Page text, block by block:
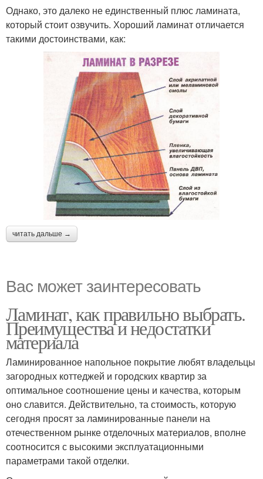
Однако, это далеко не единственный плюс ламината,
который стоит озвучить. Хороший ламинат отличается
такими достоинствами, как:
читать дальше →
Вас может заинтересовать
Ламинат, как правильно выбрать.
Преимущества и недостатки
материала
Ламинированное напольное покрытие любят владельцы
загородных коттеджей и городских квартир за
оптимальное соотношение цены и качества, которым
оно славится. Действительно, та стоимость, которую
сегодня просят за ламинированные панели на
отечественном рынке отделочных материалов, вполне
соотносится с высокими эксплуатационными
параметрами такой отделки.